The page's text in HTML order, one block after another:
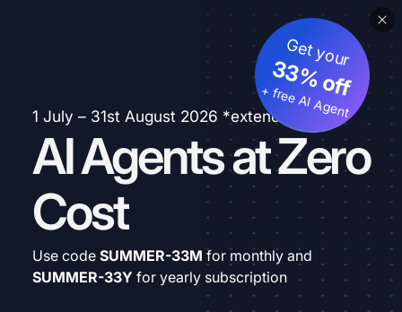
1 July – 31st August 2026 *extended
AI Agents at Zero
Cost
Get your
33% off
+ free AI Agent
Use code SUMMER-33M for monthly and
SUMMER-33Y for yearly subscription